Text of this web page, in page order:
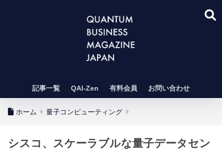
記事一覧 QAI-Zen 有料会員 お問い合わせ
ホーム 量子コンピューティング
シスコ、スケーラブルな量子データセン